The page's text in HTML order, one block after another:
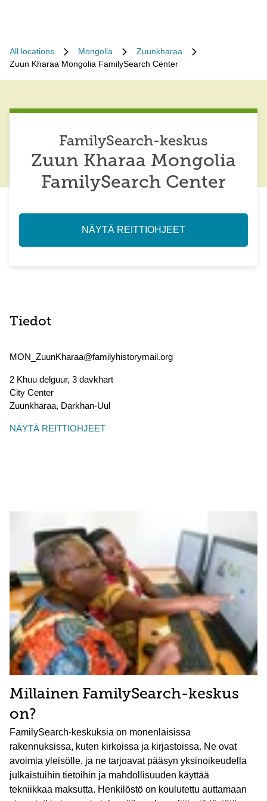
All locations Mongolia
Zuunkharaa
Zuun Kharaa Mongolia FamilySearch Center
FamilySearch-keskus
Zuun Kharaa Mongolia
FamilySearch Center
NÄYTÄ REITTIOHJEET
Tiedot
MON_ZuunKharaa@familyhistorymail.org
2 Khuu delguur, 3 davkhart
City Center
Zuunkharaa, Darkhan-Uul
NÄYTÄ REITTIOHJEET
Millainen FamilySearch-keskus
on?
FamilySearch-keskuksia on monenlaisissa
rakennuksissa, kuten kirkoissa ja kirjastoissa. Ne ovat
avoimia yleisölle, ja ne tarjoavat pääsyn yksinoikeudella
julkaistuihin tietoihin ja mahdollisuuden käyttää
tekniikkaa maksutta. Henkilöstö on koulutettu auttamaan